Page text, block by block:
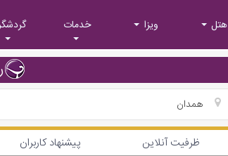
هتل ویزا خدمات
همدان
ظرفیت آنلاین پیشنهاد کاربران